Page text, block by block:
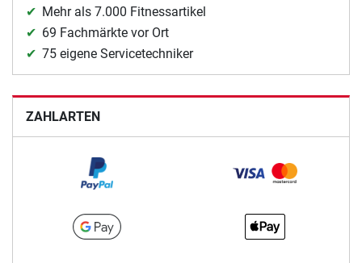
Mehr als 7.000 Fitnessartikel
69 Fachmärkte vor Ort
75 eigene Servicetechniker
ZAHLARTEN